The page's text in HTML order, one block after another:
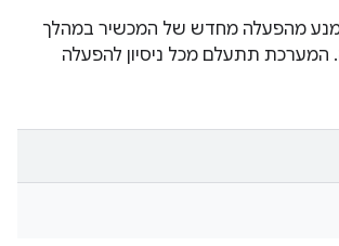
מהפעלה מחדש של המכשיר במהלך
תתעלם מכל ניסיון להפעלה